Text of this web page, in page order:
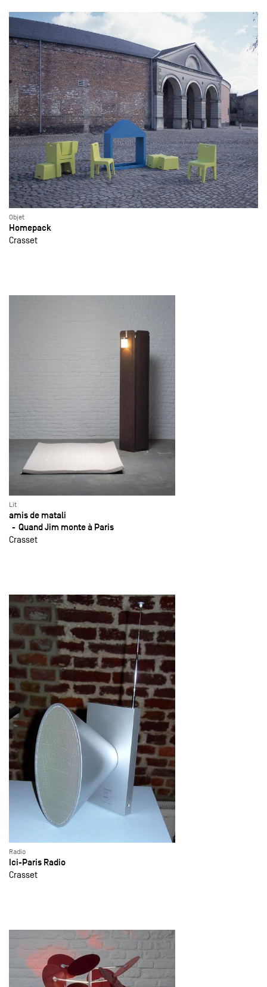
Objet
Homepack
Crasset
Lit
amis de matali
Quand Jim monte à Paris
Crasset
Radio
Ici-Paris Radio
Crasset